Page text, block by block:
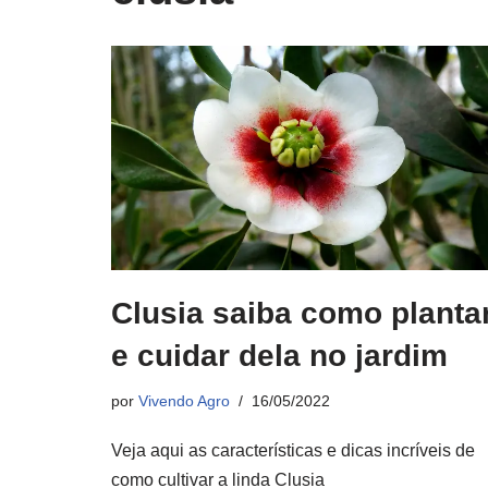
Clusia saiba como
e cuidar dela no jardim
por Vivendo Agro 16/05/2022
Veja aqui as características e dicas incríveis de
como cultivar a linda Clusia